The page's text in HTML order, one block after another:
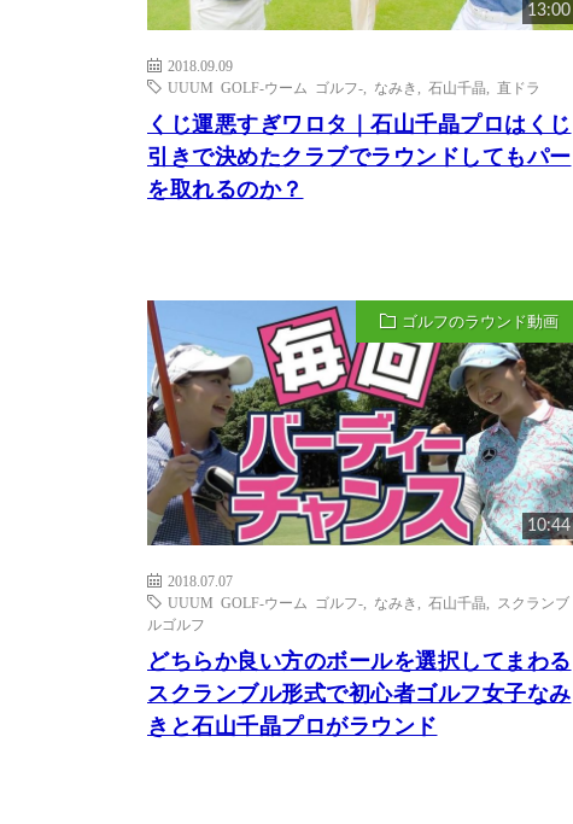
13:00
2018.09.09
UUUM GOLF-ウーム ゴルフ-
なみき 石山千晶 直ドラ
くじ運悪すぎワロタ｜石山千晶プロはくじ
引きで決めたクラブでラウンドしてもパー
を取れるのか？
ゴルフのラウンド動画
10:44
2018.07.07
UUUM GOLF-ウーム ゴルフ-
なみき 石山千晶
スクランブ
ルゴルフ
どちらか良い方のボールを選択してまわる
スクランブル形式で初心者ゴルフ女子なみ
きと石山千晶プロがラウンド